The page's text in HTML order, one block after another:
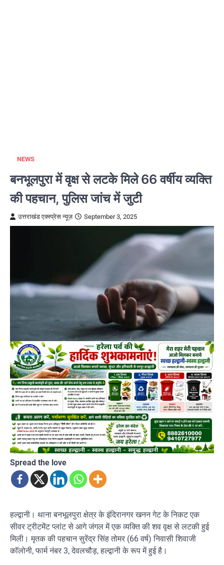
NEWS
बनभूलपुरा में वृक्ष से लटके मिले 66 वर्षीय व्यक्ति
की पहचान, पुलिस जांच में जुटी
उत्तराखंड एक्स्प्रेस न्यूज़ September 3, 2025
Spread the love
हल्द्वानी। थाना बनभूलपुरा क्षेत्र के इंदिरानगर खनन गेट के निकट एक
सीवर ट्रीटमेंट प्लांट से आगे जंगल में एक व्यक्ति की शव वृक्ष से लटकी हुई
मिली। मृतक की पहचान सुरेंद्र सिंह तोमर (66 वर्ष) निवासी शिवाजी
कॉलोनी, फार्म नंबर 3, देवलचौड़, हल्द्वानी के रूप में हुई है।